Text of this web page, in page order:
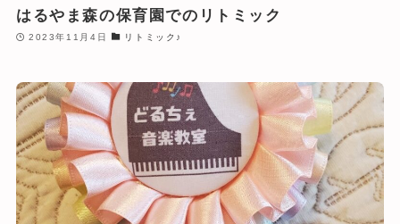
はるやま森の保育園でのリトミック
2023年11月4日 リトミック♪